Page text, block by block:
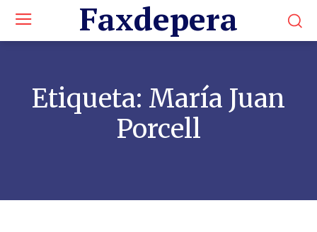
Faxdepera
Etiqueta: María Juan
Porcell